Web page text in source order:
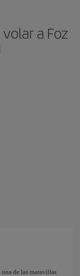
a Foz
una de las maravillas